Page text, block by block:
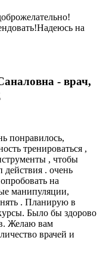
на
- врач,
понравилось,
тренироваться ,
, чтобы
. очень
на
манипуляции,
. Планирую в
Было бы здорово
Желаю вам
врачей и